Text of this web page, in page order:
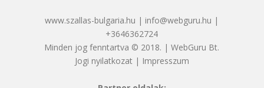
www.szallas-bulgaria.hu | info@webguru.hu |
+3646362724
Minden jog fenntartva © 2018. | WebGuru Bt.
Jogi nyilatkozat| Impresszum